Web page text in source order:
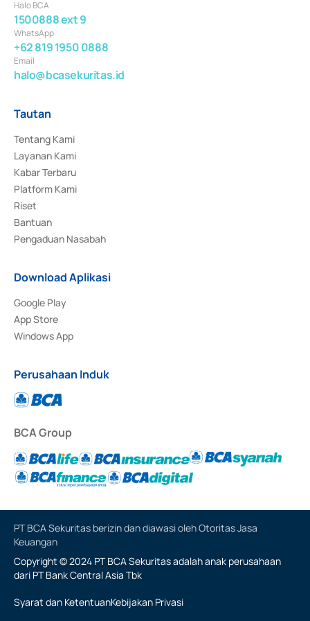
Halo BCA
1500888 ext 9
WhatsApp
+62 819 1950 0888
Email
halo@bcasekuritas.id
Tautan
Tentang Kami
Layanan Kami
Kabar Terbaru
Platform Kami
Riset
Bantuan
Pengaduan Nasabah
Download Aplikasi
Google Play
App Store
Windows App
Perusahaan Induk
BCA Group
PT BCA Sekuritas berizin dan diawasi oleh Otoritas Jasa
Keuangan
Copyright © 2024 PT BCA Sekuritas adalah anak perusahaan
dari PT Bank Central Asia Tbk
Syarat dan KetentuanKebijakan Privasi